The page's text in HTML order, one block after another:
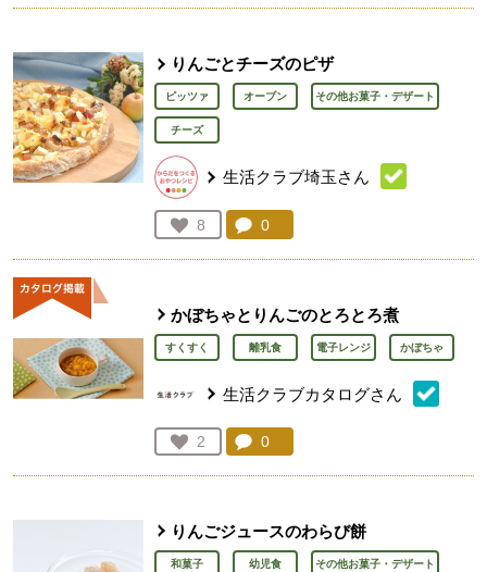
りんごとチーズのピザ
ピッツァ オーブン その他お菓子・デザート
チーズ
生活クラブ埼玉さん
お気に入り登録：
8
人が登録
コメント：
0
かぼちゃとりんごのとろとろ煮
すくすく 離乳食 電子レンジ かぼちゃ
生活クラブカタログさん
お気に入り登録：
2
人が登録
コメント：
0
りんごジュースのわらび餅
和菓子 幼児食 その他お菓子・デザート